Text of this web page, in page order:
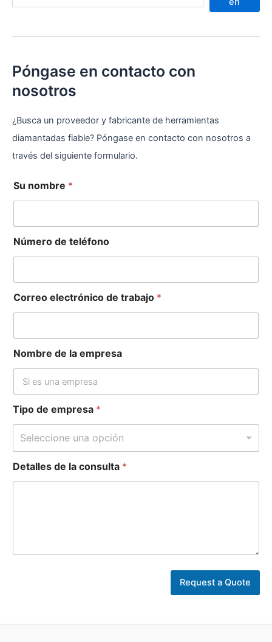
a
Póngase en contacto con
nosotros
¿Busca un proveedor y fabricante de herramientas
diamantadas fiable? Póngase en contacto con nosotros a
través del siguiente formulario.
Su nombre *
Número de teléfono
Correo electrónico de trabajo *
Nombre de la empresa
Tipo de empresa *
Seleccione una opción
n
a
Detalles de la consulta *
Request a Quote